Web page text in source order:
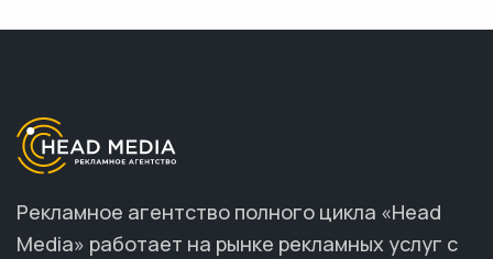
Рекламное агентство полного цикла «Head
Media» работает на рынке рекламных услуг с